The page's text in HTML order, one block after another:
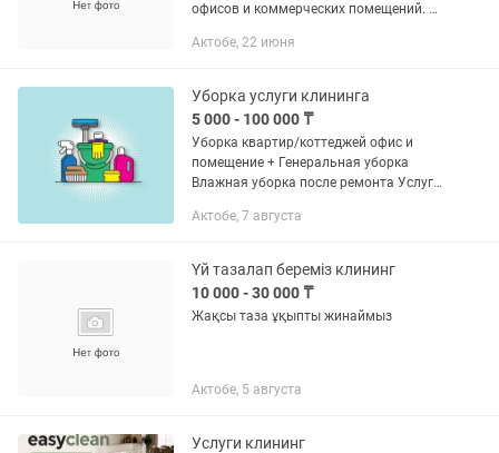
офисов и коммерческих помещений. ✅
Поддерживающая уборка ✅ Уборка
потопов и...
Актобе, 22 июня
Уборка услуги клининга
5 000 - 100 000 ₸
Уборка квартир/коттеджей офис и
помещение + Генеральная уборка
Влажная уборка после ремонта Услуги
Актобе, 7 августа
Үй тазалап береміз клининг
10 000 - 30 000 ₸
Жақсы таза ұқыпты жинаймыз
Актобе, 5 августа
Услуги клининг